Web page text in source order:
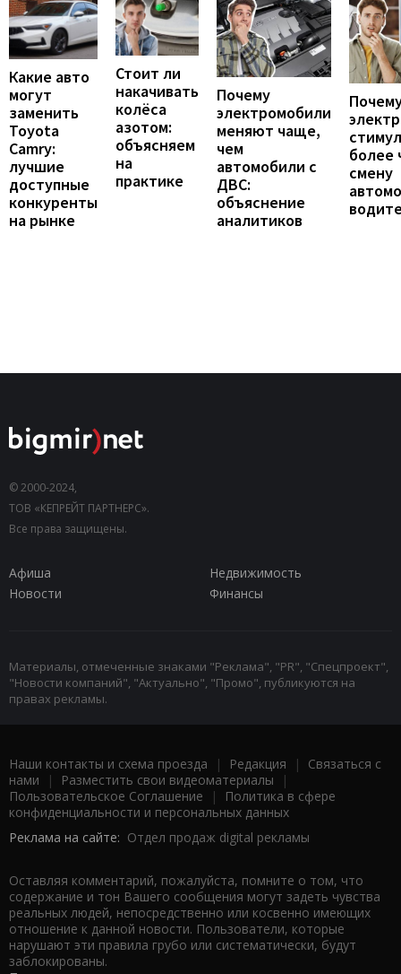
Какие авто
могут
заменить
Toyota
Camry:
лучшие
доступные
конкуренты
на рынке
Стоит ли
накачивать
колёса
азотом:
объясняем
на
практике
Почему
электромобили
меняют чаще,
чем
автомобили с
ДВС:
объяснение
аналитиков
более
смену
© 2000-2024,
ТОВ «КЕПРЕЙТ ПАРТНЕРС».
Все права защищены.
Афиша
Недвижимость
Новости
Финансы
Материалы, отмеченные знаками "Реклама", "PR", "Спецпроект",
"Новости компаний", "Актуально", "Промо", публикуются на
правах рекламы.
Наши контакты и схема проезда | Редакция | Связаться с
нами | Разместить свои видеоматериалы |
Пользовательское Соглашение |
Политика в сфере
конфиденциальности и персональных данных
Реклама на сайте: Отдел продаж digital рекламы
Оставляя комментарий, пожалуйста, помните о том, что
содержание и тон Вашего сообщения могут задеть чувства
реальных людей, непосредственно или косвенно имеющих
отношение к данной новости. Пользователи, которые
нарушают эти правила грубо или систематически, будут
заблокированы.